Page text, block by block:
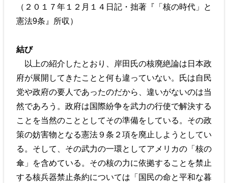
（２０１７年１２月１４日記・拙著『「核の時代」と
憲法9条』所収）
結び
以上の紹介したとおり、岸田氏の核廃絶論は日本政
府が展開してきたことと何も違っていない。氏は自民
党や政府の要人であったのだから、違いがないのは当
然であろう。政府は国際紛争を武力の行使で解決する
ことを当然のこととしてその準備をしている。その政
策の妨害物となる憲法９条２項を廃止しようとしてい
る。そして、その武力の一環としてアメリカの「核の
傘」を含めている。その核の力に依拠することを禁止
する核兵器禁止条約については「国民の命と平和な暮